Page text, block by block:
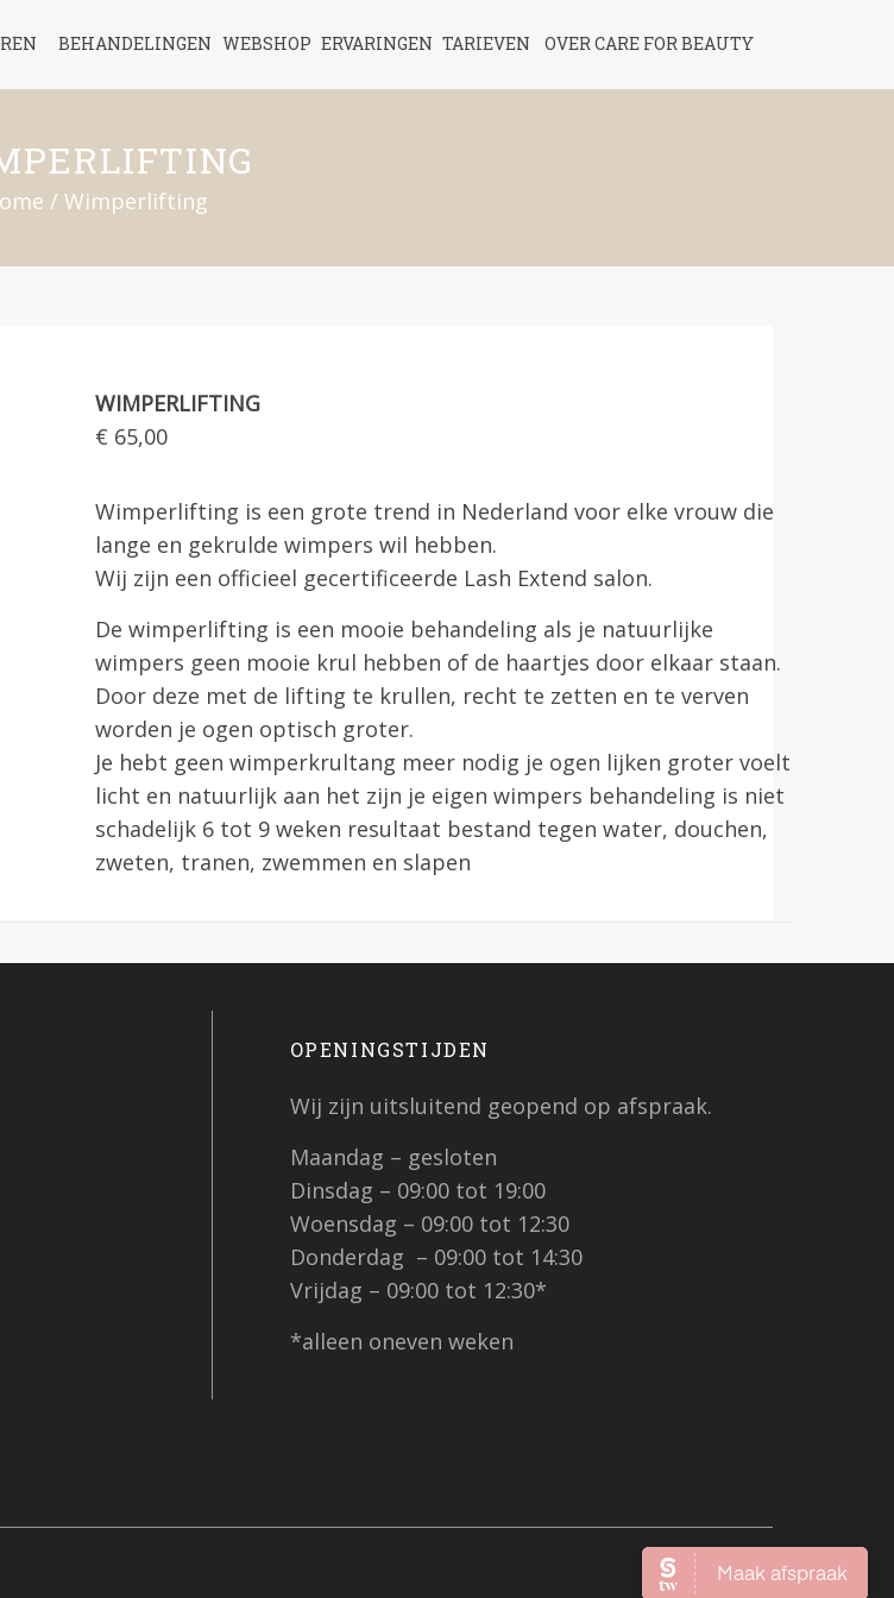
BEHANDELINGEN WEBSHOP ERVARINGEN TARIEVEN OVER CARE FOR BEAUTY
/ Wimperlifting
WIMPERLIFTING
€ 65,00
Wimperlifting is een grote trend in Nederland voor elke vrouw die
lange en gekrulde wimpers wil hebben.
Wij zijn een officieel gecertificeerde Lash Extend salon.
De wimperlifting is een mooie behandeling als je natuurlijke
wimpers geen mooie krul hebben of de haartjes door elkaar staan.
Door deze met de lifting te krullen, recht te zetten en te verven
worden je ogen optisch groter.
Je hebt geen wimperkrultang meer nodig je ogen lijken groter voelt
licht en natuurlijk aan het zijn je eigen wimpers behandeling is niet
schadelijk 6 tot 9 weken resultaat bestand tegen water, douchen,
zweten, tranen, zwemmen en slapen
OPENINGSTIJDEN
Wij zijn uitsluitend geopend op afspraak.
Maandag – gesloten
Dinsdag – 09:00 tot 19:00
Woensdag – 09:00 tot 12:30
Donderdag – 09:00 tot 14:30
Vrijdag – 09:00 tot 12:30*
*alleen oneven weken